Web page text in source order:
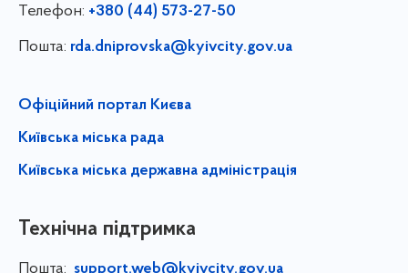
Телефон: +380 (44) 573-27-50
Пошта: rda.dniprovska@kyivcity.gov.ua
Офіційний портал Києва
Київська міська рада
Київська міська державна адміністрація
Технічна підтримка
Пошта: support.web@kyivcity.gov.ua